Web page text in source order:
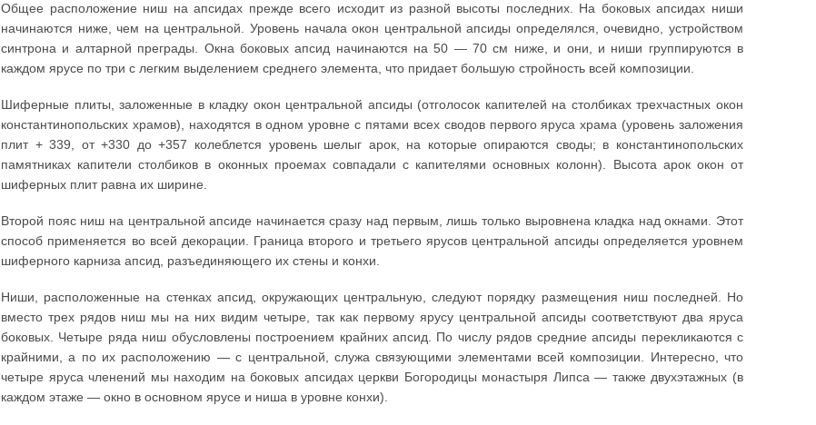
Общее расположение ниш на апсидах прежде всего исходит из разной высоты последних. На боковых апсидах ниши
начинаются ниже, чем на центральной. Уровень начала окон центральной апсиды определялся, очевидно, устройством
синтрона и алтарной преграды. Окна боковых апсид начинаются на 50 — 70 см ниже, и они, и ниши группируются в
каждом ярусе по три с легким выделением среднего элемента, что придает большую стройность всей композиции.
Шиферные плиты, заложенные в кладку окон центральной апсиды (отголосок капителей на столбиках трехчастных окон
константинопольских храмов), находятся в одном уровне с пятами всех сводов первого яруса храма (уровень заложения
плит + 339, от +330 до +357 колеблется уровень шелыг арок, на которые опираются своды; в константинопольских
памятниках капители столбиков в оконных проемах совпадали с капителями основных колонн). Высота арок окон от
шиферных плит равна их ширине.
Второй пояс ниш на центральной апсиде начинается сразу над первым, лишь только выровнена кладка над окнами. Этот
способ применяется во всей декорации. Граница второго и третьего ярусов центральной апсиды определяется уровнем
шиферного карниза апсид, разъединяющего их стены и конхи.
Ниши, расположенные на стенках апсид, окружающих центральную, следуют порядку размещения ниш последней. Но
вместо трех рядов ниш мы на них видим четыре, так как первому ярусу центральной апсиды соответствуют два яруса
боковых. Четыре ряда ниш обусловлены построением крайних апсид. По числу рядов средние апсиды перекликаются с
крайними, а по их расположению — с центральной, служа связующими элементами всей композиции. Интересно, что
четыре яруса членений мы находим на боковых апсидах церкви Богородицы монастыря Липса — также двухэтажных (в
каждом этаже — окно в основном ярусе и ниша в уровне конхи).